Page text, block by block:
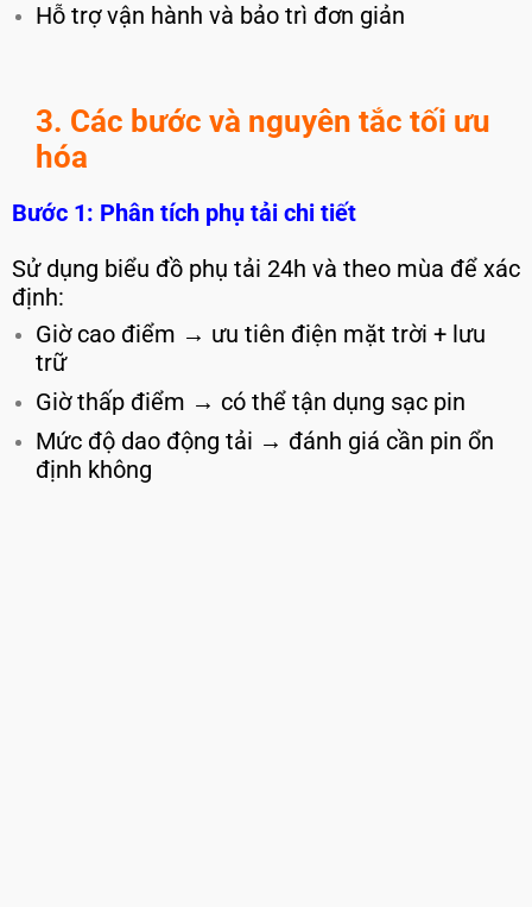
Hỗ trợ vận hành và bảo trì đơn giản
3. Các bước và nguyên tắc tối ưu
hóa
Bước 1: Phân tích phụ tải chi tiết
Sử dụng biểu đồ phụ tải 24h và theo mùa để xác
định:
Giờ cao điểm → ưu tiên điện mặt trời + lưu
trữ
Giờ thấp điểm → có thể tận dụng sạc pin
Mức độ dao động tải → đánh giá cần pin ổn
định không